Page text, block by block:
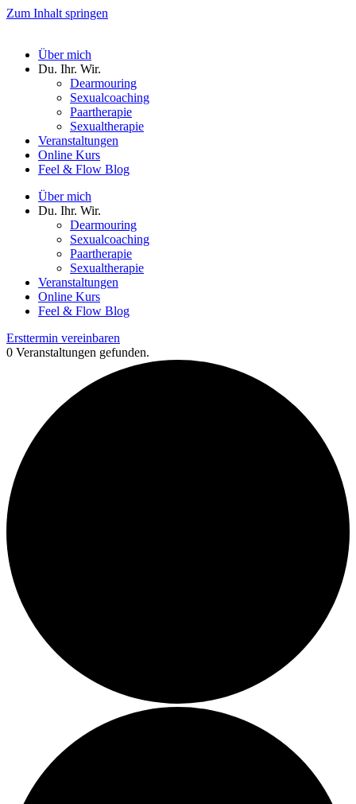
Zum Inhalt springen
Über mich
Du. Ihr. Wir.
Dearmouring
Sexualcoaching
Paartherapie
Sexualtherapie
Veranstaltungen
Online Kurs
Feel & Flow Blog
Über mich
Du. Ihr. Wir.
Dearmouring
Sexualcoaching
Paartherapie
Sexualtherapie
Veranstaltungen
Online Kurs
Feel & Flow Blog
Ersttermin vereinbaren
0 Veranstaltungen gefunden.